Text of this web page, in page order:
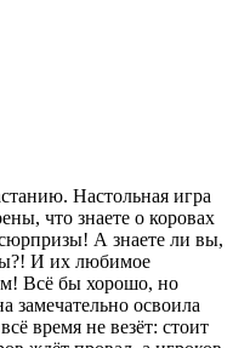
Настольная игра
что знаете о коровах
А знаете ли вы,
И их любимое
Всё бы хорошо, но
замечательно освоила
время не везёт: стоит